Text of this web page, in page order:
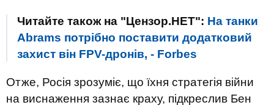
Читайте також на "Цензор.НЕТ": На танки
Abrams потрібно поставити додатковий
захист він FPV-дронів, - Forbes
Отже, Росія зрозуміє, що їхня стратегія війни
на виснаження зазнає краху, підкреслив Бен